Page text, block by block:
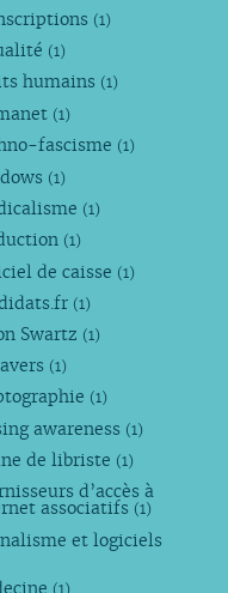
(1)
(1)
humains (1)
(1)
fascisme (1)
(1)
(1)
(1)
de caisse (1)
(1)
Swartz (1)
(1)
(1)
awareness (1)
de libriste (1)
d’accès à
associatifs (1)
et logiciels
(1)